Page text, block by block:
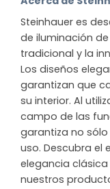
Steinhauer es
de iluminación
tradicional y la
Los diseños
garantizan que
su interior. Al
campo de las
garantiza no
uso. Descubra el
elegancia
nuestros